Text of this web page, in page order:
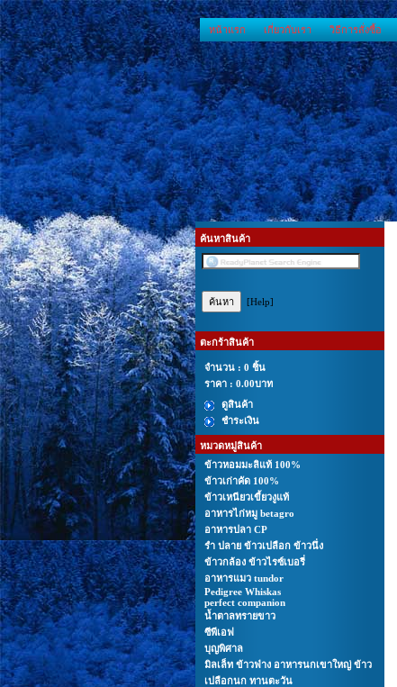
หน้าแรก เกี่ยวกับเรา วิธีการสั่งซื้อ
ค้นหาสินค้า
[Help]
ตะกร้าสินค้า
จำนวน : 0 ชิ้น
ราคา : 0.00บาท
ดูสินค้า
ชำระเงิน
หมวดหมู่สินค้า
ข้าวหอมมะลิแท้ 100%
ข้าวเก่าคัด 100%
ข้าวเหนียวเขี้ยวงูแท้
อาหารไก่หมู betagro
อาหารปลา CP
รํา ปลาย ข้าวเปลือก ข้าวนึ่ง
ข้าวกล้อง ข้าวไรซ์เบอรี่
อาหารแมว tundor
Pedigree Whiskas
perfect companion
นํ้าตาลทรายขาว
ซีพีเอฟ
บุญพิศาล
มิลเล็ท ข้าวฟ่าง อาหารนกเขาใหญ่ ข้าว
เปลือกนก ทานตะวัน